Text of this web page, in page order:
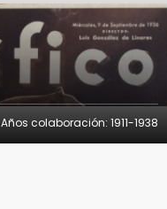
Años colaboración: 1911-1938